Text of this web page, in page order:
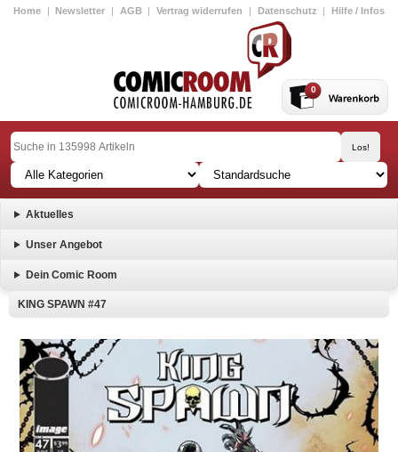
Home | Newsletter | AGB | Vertrag widerrufen | Datenschutz | Hilfe / Infos
0
Aktuelles
Unser Angebot
Dein Comic Room
KING SPAWN #47